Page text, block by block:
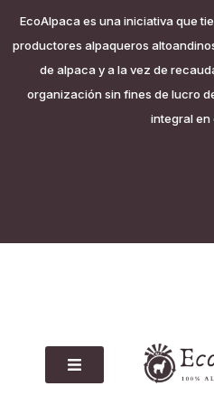
EcoAlpaca es una iniciativa que
productores alpaqueros
de alpaca y a la vez de
organización sin fines de lucro
integral en